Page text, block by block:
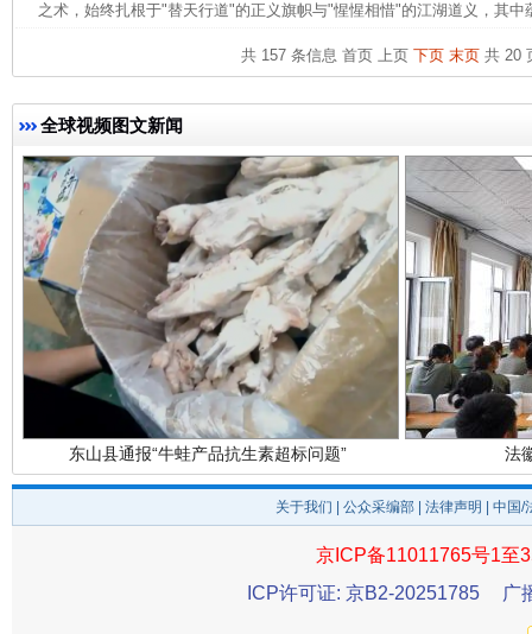
之术，始终扎根于"替天行道"的正义旗帜与"惺惺相惜"的江湖道义，其中
共 157 条信息 首页 上页 下页 末页共 20
全球视频图文新闻
完善运行机制助力责任有效落实 一纸欠
东山县通报“牛蛙产品抗生素超标问题” 法
关于我们 公众采编部 法律声明 | 中国
京ICP备11011765号1至
ICP许可证: 京B2-20251785
广